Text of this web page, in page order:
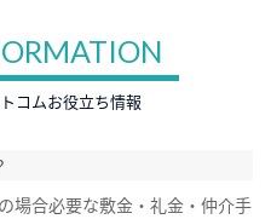
コムお役立ち情報
場合必要な敷金・礼金・仲介手